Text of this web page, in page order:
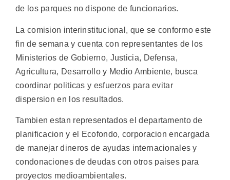
de los parques no dispone de funcionarios.
La comision interinstitucional, que se conformo este
fin de semana y cuenta con representantes de los
Ministerios de Gobierno, Justicia, Defensa,
Agricultura, Desarrollo y Medio Ambiente, busca
coordinar politicas y esfuerzos para evitar
dispersion en los resultados.
Tambien estan representados el departamento de
planificacion y el Ecofondo, corporacion encargada
de manejar dineros de ayudas internacionales y
condonaciones de deudas con otros paises para
proyectos medioambientales.